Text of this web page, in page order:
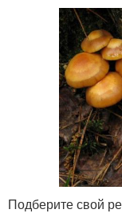
Подберите свой